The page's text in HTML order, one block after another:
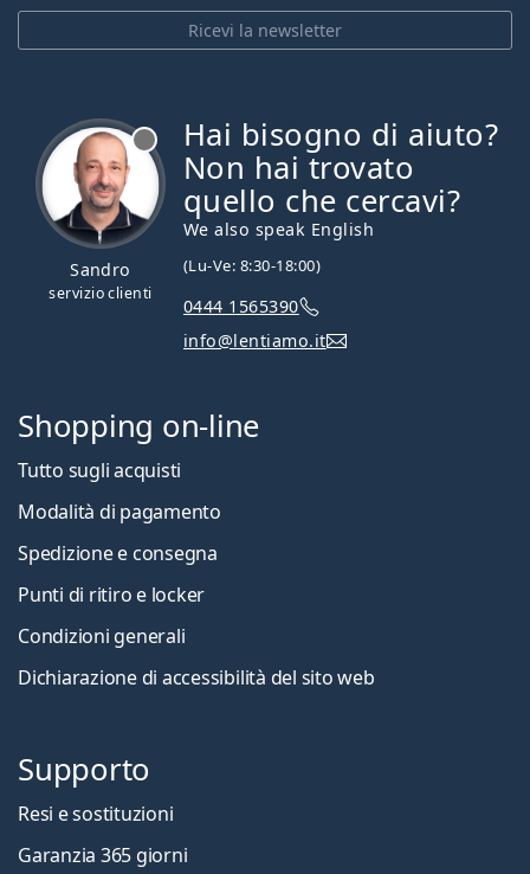
Ricevi la newsletter
Sandro
servizio clienti
Hai bisogno di aiuto?
Non hai trovato
quello che cercavi?
We also speak English
(Lu-Ve: 8:30-18:00)
0444 1565390
info@lentiamo.it
Shopping on-line
Tutto sugli acquisti
Modalità di pagamento
Spedizione e consegna
Punti di ritiro e locker
Condizioni generali
Dichiarazione di accessibilità del sito web
Supporto
Resi e sostituzioni
Garanzia 365 giorni